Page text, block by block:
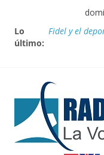
contenido
Lo
último:
Fidel y el
Vanguardia
renovables en
Nota oficial